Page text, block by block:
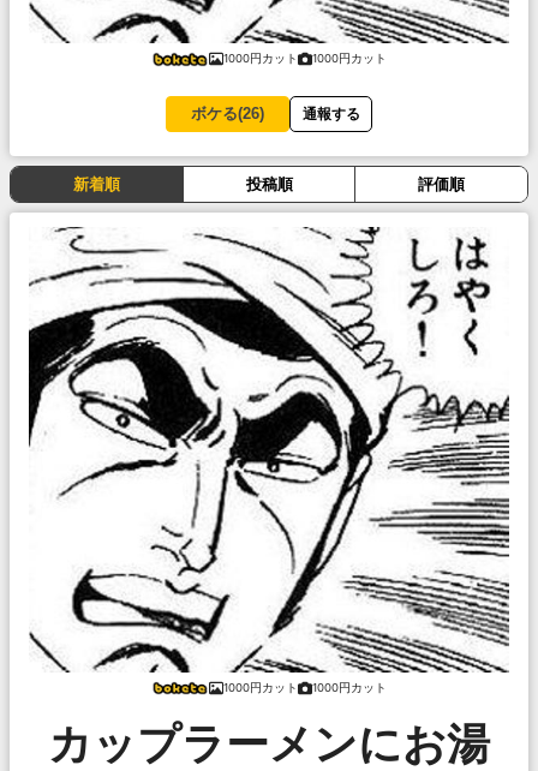
1000円カット 1000円カット
ボケる(26) 通報する
新着順 投稿順 評価順
1000円カット 1000円カット
カップラーメンにお湯